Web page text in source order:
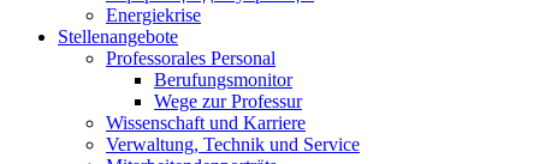
Energiekrise
Stellenangebote
Professorales Personal
Berufungsmonitor
Wege zur Professur
Wissenschaft und Karriere
Verwaltung, Technik und Service